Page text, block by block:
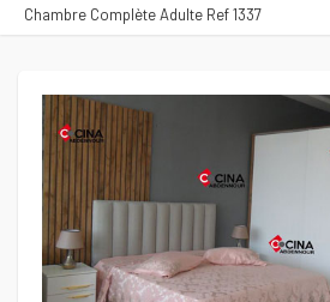
Chambre Complète Adulte Ref 1337